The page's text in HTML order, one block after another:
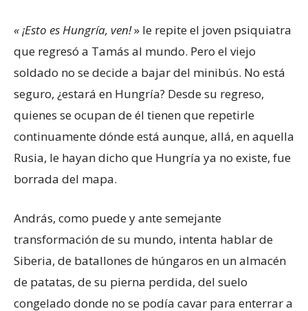
« ¡Esto es Hungría, ven!» le repite el joven psiquiatra
que regresó a Tamás al mundo. Pero el viejo
soldado no se decide a bajar del minibús. No está
seguro, ¿estará en Hungría? Desde su regreso,
quienes se ocupan de él tienen que repetirle
continuamente dónde está aunque, allá, en aquella
Rusia, le hayan dicho que Hungría ya no existe, fue
borrada del mapa.
András, como puede y ante semejante
transformación de su mundo, intenta hablar de
Siberia, de batallones de húngaros en un almacén
de patatas, de su pierna perdida, del suelo
congelado donde no se podía cavar para enterrar a